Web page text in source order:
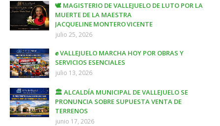
🕊️ MAGISTERIO DE VALLEJUELO DE LUTO POR LA
MUERTE DE LA MAESTRA
JACQUELINE MONTERO VICENTE
julio 25, 2026
✊ VALLEJUELO MARCHA HOY POR OBRAS Y
SERVICIOS ESENCIALES
julio 13, 2026
🏛️ ALCALDÍA MUNICIPAL DE VALLEJUELO SE
PRONUNCIA SOBRE SUPUESTA VENTA DE
TERRENOS
junio 17, 2026